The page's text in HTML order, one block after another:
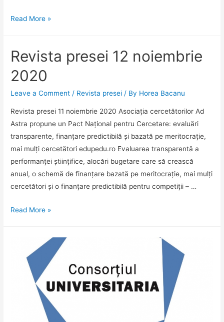
mai
exemple
bune
practici
clasă
Revista
noiembrie
Read More »
Revista presei 12 noiembrie
2020
Leave a Comment / Revista presei / By Horea Bacanu
Revista presei 11 noiembrie 2020 Asociația cercetătorilor Ad
Astra propune un Pact Național pentru Cercetare: evaluări
transparente, finanțare predictibilă și bazată pe meritocrație,
mai mulți cercetători edupedu.ro Evaluarea transparentă a
performanței științifice, alocări bugetare care să crească
anual, o schemă de finanțare bazată pe meritocrație, mai mulți
cercetători și o finanțare predictibilă pentru competiții – …
Revista
noiembrie
2020
Read More »